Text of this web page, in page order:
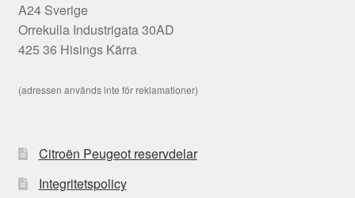
A24 Sverige
Orrekulla Industrigata 30AD
425 36 Hisings Kärra
(adressen används inte för reklamationer)
Citroën Peugeot reservdelar
Integritetspolicy